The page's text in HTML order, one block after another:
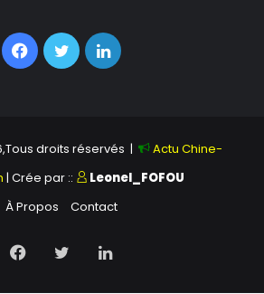
Facebook
TwitterLinkedin
droits réservés |
Actu Chine-
| Crée par ::
Leonel_FOFOU
À Propos
Contact
Facebook
TwitterLinkedin